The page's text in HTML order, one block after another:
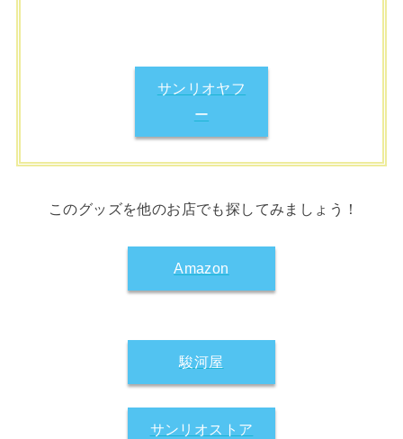
サンリオヤフ
ー
このグッズを他のお店でも探してみましょう！
Amazon
駿河屋
サンリオストア